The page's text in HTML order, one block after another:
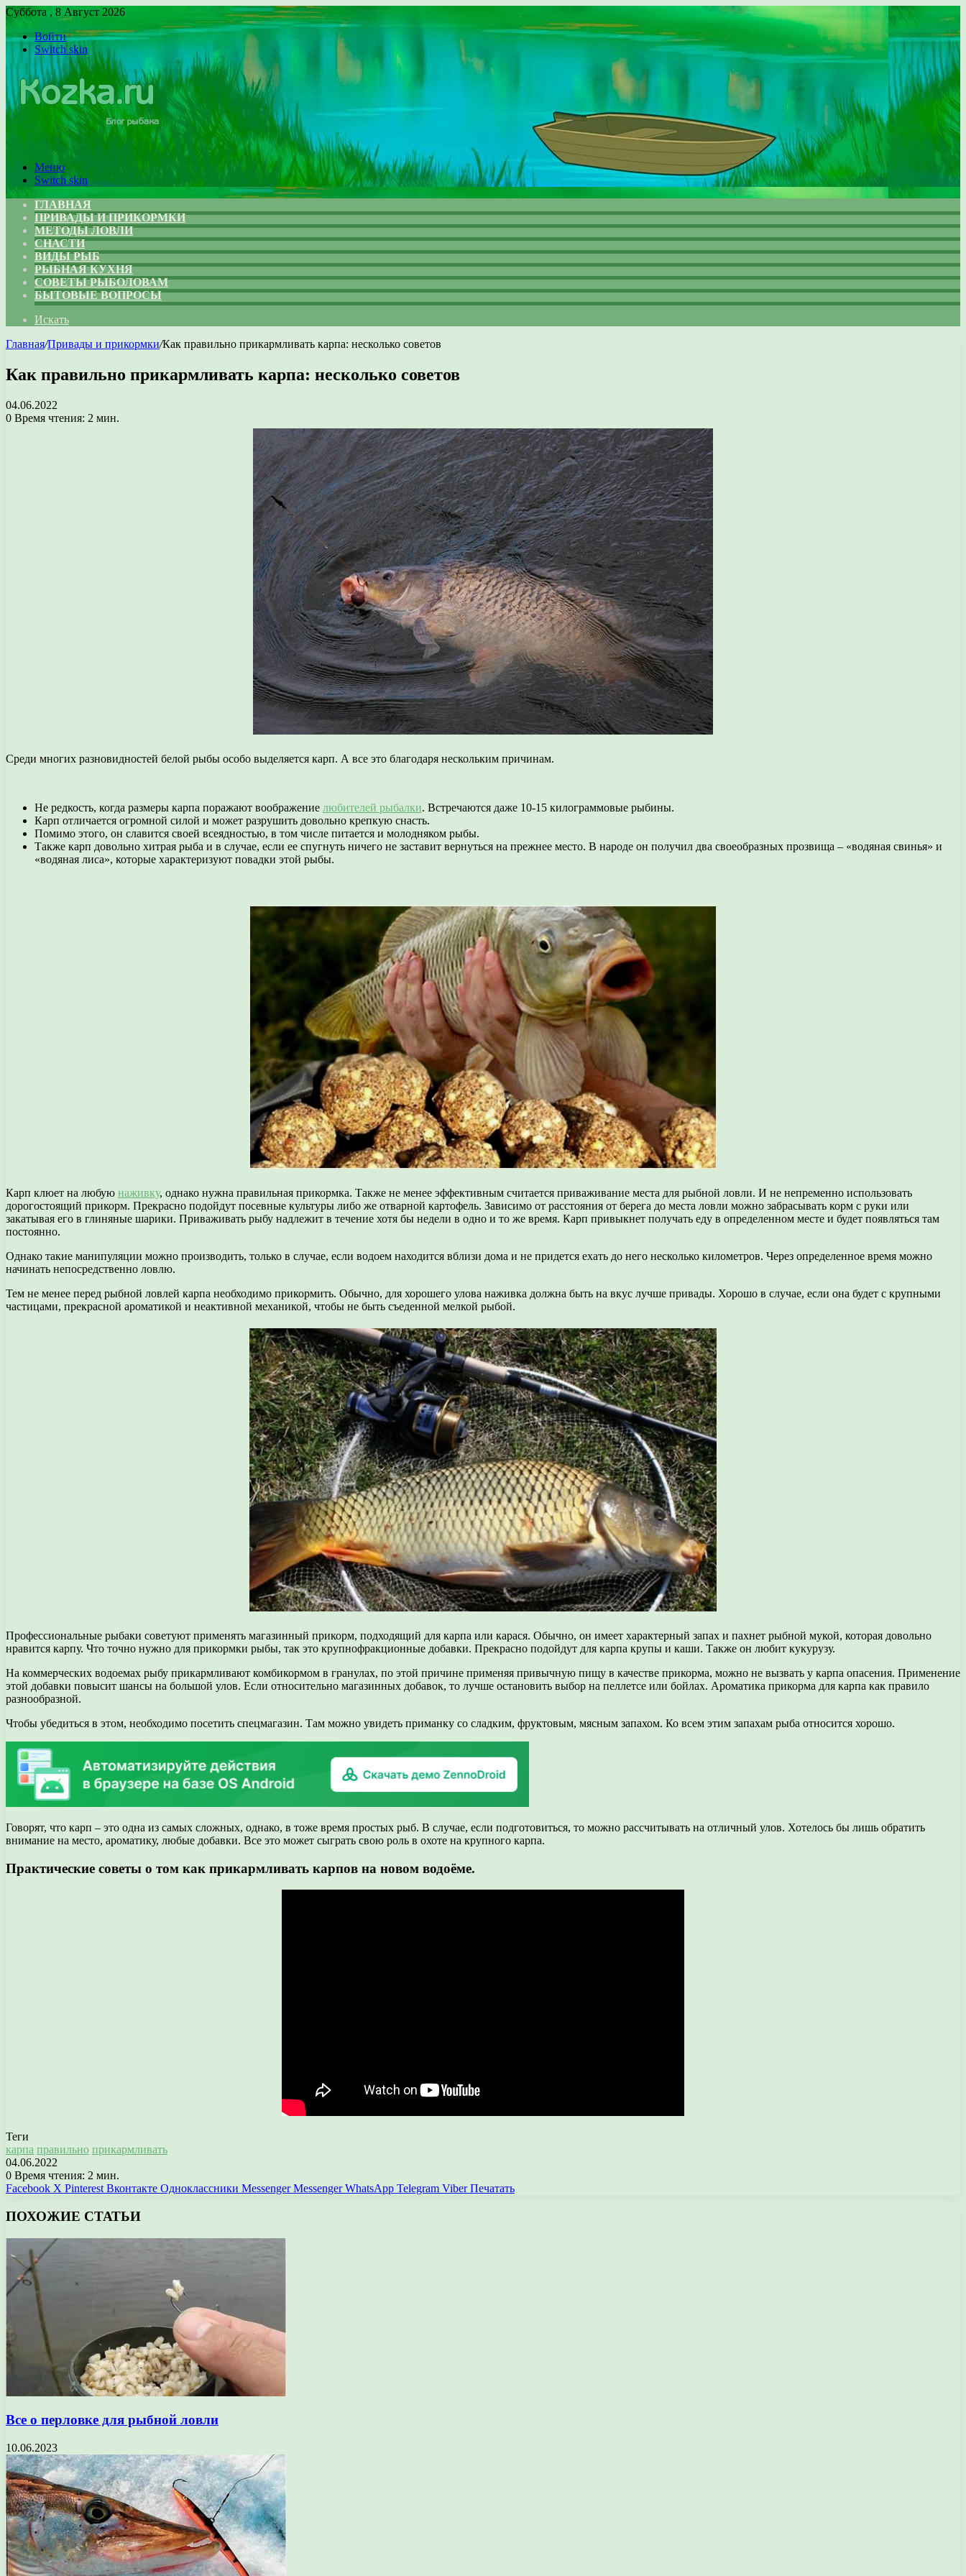
Суббота , 8 Август 2026
Войти
Switch skin
Меню
Switch skin
ГЛАВНАЯ
ПРИВАДЫ И ПРИКОРМКИ
МЕТОДЫ ЛОВЛИ
СНАСТИ
ВИДЫ РЫБ
РЫБНАЯ КУХНЯ
СОВЕТЫ РЫБОЛОВАМ
БЫТОВЫЕ ВОПРОСЫ
Искать
Главная/Привады и прикормки/Как правильно прикармливать карпа: несколько советов
Как правильно прикармливать карпа: несколько советов
04.06.2022
0 Время чтения: 2 мин.
Среди многих разновидностей белой рыбы особо выделяется карп. А все это благодаря нескольким причинам.
Не редкость, когда размеры карпа поражают воображение любителей рыбалки. Встречаются даже 10-15 килограммовые рыбины.
Карп отличается огромной силой и может разрушить довольно крепкую снасть.
Помимо этого, он славится своей всеядностью, в том числе питается и молодняком рыбы.
Также карп довольно хитрая рыба и в случае, если ее спугнуть ничего не заставит вернуться на прежнее место. В народе он получил два своеобразных прозвища – «водяная свинья» и
«водяная лиса», которые характеризуют повадки этой рыбы.
Карп клюет на любую наживку, однако нужна правильная прикормка. Также не менее эффективным считается приваживание места для рыбной ловли. И не непременно использовать
дорогостоящий прикорм. Прекрасно подойдут посевные культуры либо же отварной картофель. Зависимо от расстояния от берега до места ловли можно забрасывать корм с руки или
закатывая его в глиняные шарики. Приваживать рыбу надлежит в течение хотя бы недели в одно и то же время. Карп привыкнет получать еду в определенном месте и будет появляться там
постоянно.
Однако такие манипуляции можно производить, только в случае, если водоем находится вблизи дома и не придется ехать до него несколько километров. Через определенное время можно
начинать непосредственно ловлю.
Тем не менее перед рыбной ловлей карпа необходимо прикормить. Обычно, для хорошего улова наживка должна быть на вкус лучше привады. Хорошо в случае, если она будет с крупными
частицами, прекрасной ароматикой и неактивной механикой, чтобы не быть съеденной мелкой рыбой.
Профессиональные рыбаки советуют применять магазинный прикорм, подходящий для карпа или карася. Обычно, он имеет характерный запах и пахнет рыбной мукой, которая довольно
нравится карпу. Что точно нужно для прикормки рыбы, так это крупнофракционные добавки. Прекрасно подойдут для карпа крупы и каши. Также он любит кукурузу.
На коммерческих водоемах рыбу прикармливают комбикормом в гранулах, по этой причине применяя привычную пищу в качестве прикорма, можно не вызвать у карпа опасения. Применение
этой добавки повысит шансы на большой улов. Если относительно магазинных добавок, то лучше остановить выбор на пеллетсе или бойлах. Ароматика прикорма для карпа как правило
разнообразной.
Чтобы убедиться в этом, необходимо посетить спецмагазин. Там можно увидеть приманку со сладким, фруктовым, мясным запахом. Ко всем этим запахам рыба относится хорошо.
Говорят, что карп – это одна из самых сложных, однако, в тоже время простых рыб. В случае, если подготовиться, то можно рассчитывать на отличный улов. Хотелось бы лишь обратить
внимание на место, ароматику, любые добавки. Все это может сыграть свою роль в охоте на крупного карпа.
Практические советы о том как прикармливать карпов на новом водоёме.
Теги
карпа правильно прикармливать
04.06.2022
0 Время чтения: 2 мин.
Facebook X Pinterest Вконтакте Одноклассники Messenger Messenger WhatsApp Telegram Viber Печатать
ПОХОЖИЕ СТАТЬИ
Все о перловке для рыбной ловли
10.06.2023